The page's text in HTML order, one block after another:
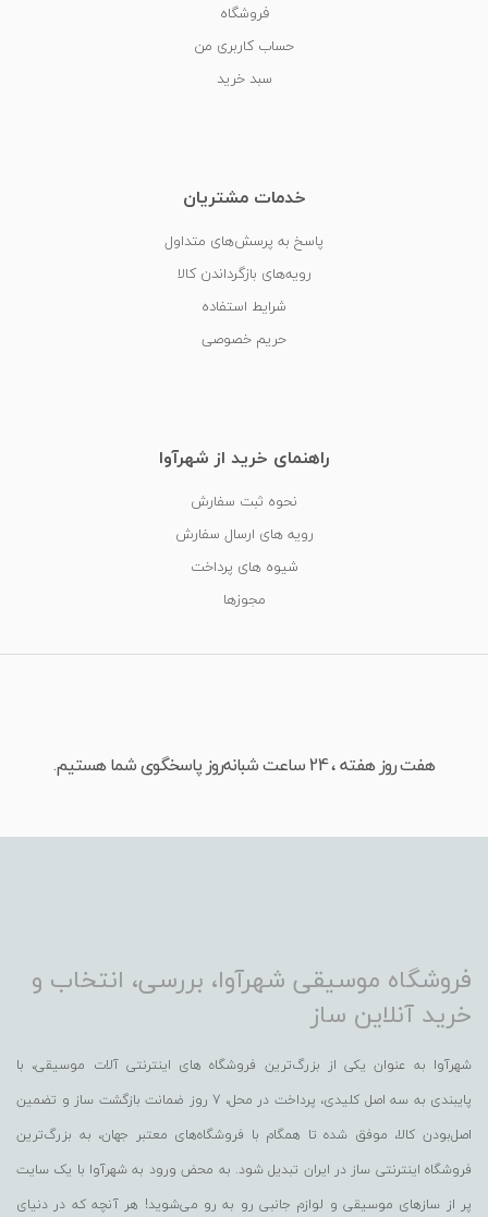
فروشگاه
حساب کاربری من
سبد خرید
خدمات مشتریان
پاسخ به پرسش‌های متداول
رویه‌های بازگرداندن کالا
شرایط استفاده
حریم خصوصی
راهنمای خرید از شهرآوا
نحوه ثبت سفارش
رویه های ارسال سفارش
شیوه های پرداخت
مجوزها
هفت روز هفته ، 24 ساعت شبانه‌روز پاسخگوی شما هستیم.
فروشگاه موسیقی شهرآوا، بررسی، انتخاب و
خرید آنلاین ساز
شهرآوا به عنوان یکی از بزرگ‌ترین فروشگاه های اینترنتی آلات موسیقی، با
پایبندی به سه اصل کلیدی، پرداخت در محل، 7 روز ضمانت بازگشت ساز و تضمین
اصل‌بودن کالا، موفق شده تا همگام با فروشگاه‌های معتبر جهان، به بزرگ‌ترین
فروشگاه اینترنتی ساز در ایران تبدیل شود. به محض ورود به شهرآوا با یک سایت
پر از سازهای موسیقی و لوازم جانبی رو به رو می‌شوید! هر آنچه که در دنیای